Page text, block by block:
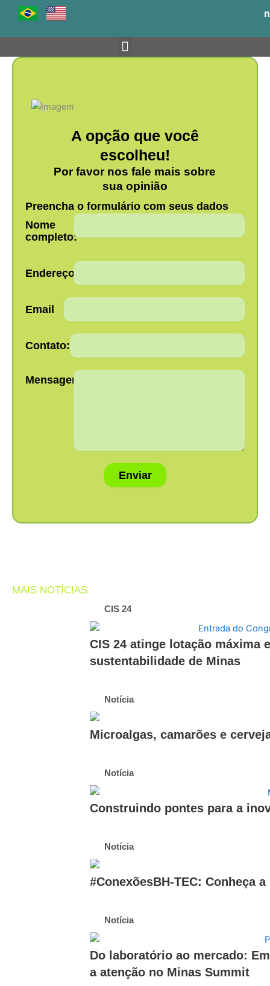
o
A opção que você
escolheu!
Por favor nos fale mais sobre
sua opinião
Preencha o formulário com seus dados
Nome
completo:
Endereço:
Email
Contato:
Mensagem:
Enviar
MAIS NOTÍCIAS
CIS 24
CIS 24 atinge lotação máxima
sustentabilidade de Minas
Notícia
Microalgas, camarões e
Notícia
Construindo pontes para a
Notícia
#ConexõesBH-TEC: Conheça
Notícia
Do laboratório ao mercado:
a atenção no Minas Summit